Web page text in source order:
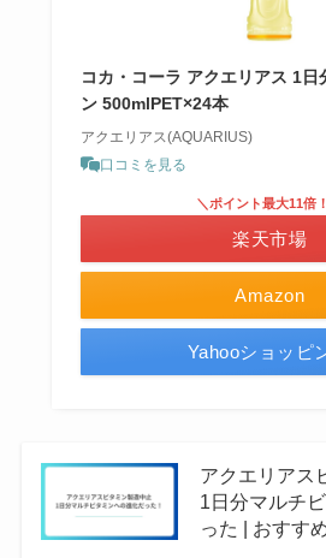
コカ・コーラ アクエリアス 1日
ン 500mlPET×24本
アクエリアス(AQUARIUS)
口コミを見る
Amazon
＼ポイント最大11倍
楽天市場
Yahooショッピ
アクエリアス
1日分マルチ
った | おすす